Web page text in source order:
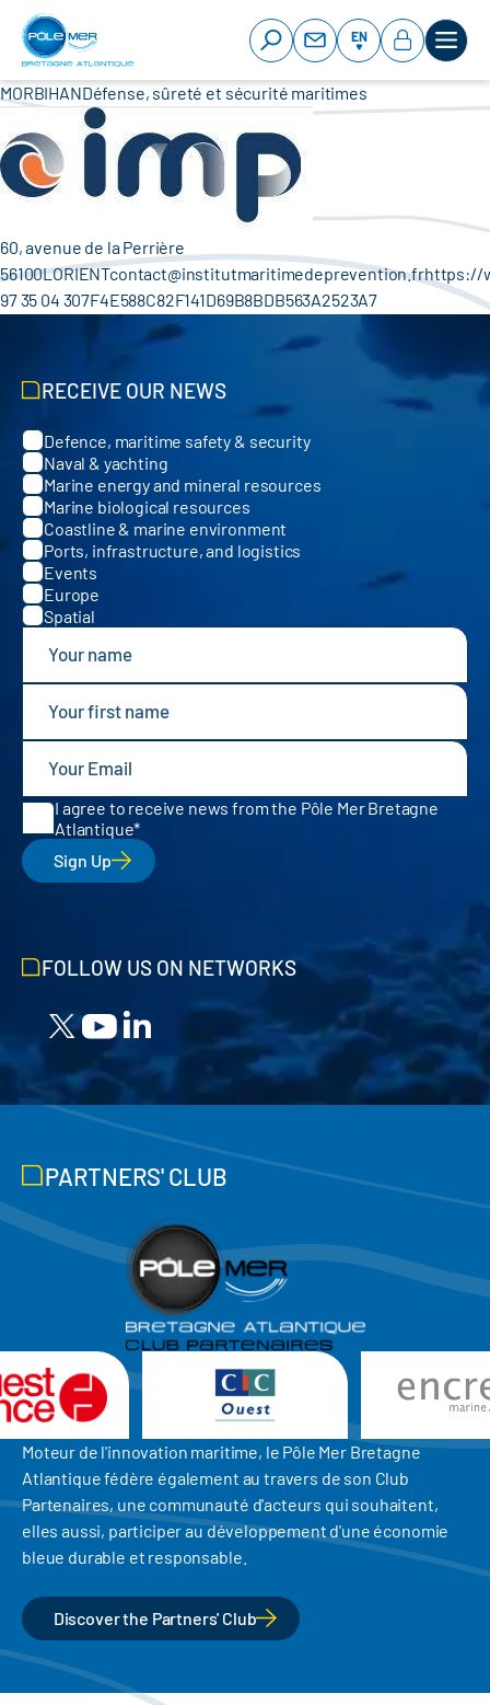
Cookies management panel
Skip
main
content
EN
MORBIHANDéfense, sûreté et sécurité maritimes
60, avenue de la Perrière
56100LORIENTcontact@institutmaritimedeprevention.frhttps://
97 35 04 307F4E588C82F141D69B8BDB563A2523A7
RECEIVE OUR NEWS
Categories
Defence, maritime safety & security
Naval & yachting
Marine energy and mineral resources
Marine biological resources
Coastline & marine environment
Ports, infrastructure, and logistics
Events
Europe
Spatial
I agree to receive news from the Pôle Mer Bretagne
Atlantique
Sign Up
FOLLOW US ON NETWORKS
PARTNERS' CLUB
Moteur de l'innovation maritime, le Pôle Mer Bretagne
Atlantique fédère également au travers de son Club
Partenaires, une communauté d'acteurs qui souhaitent,
elles aussi, participer au développement d'une économie
bleue durable et responsable.
Discover the Partners' Club